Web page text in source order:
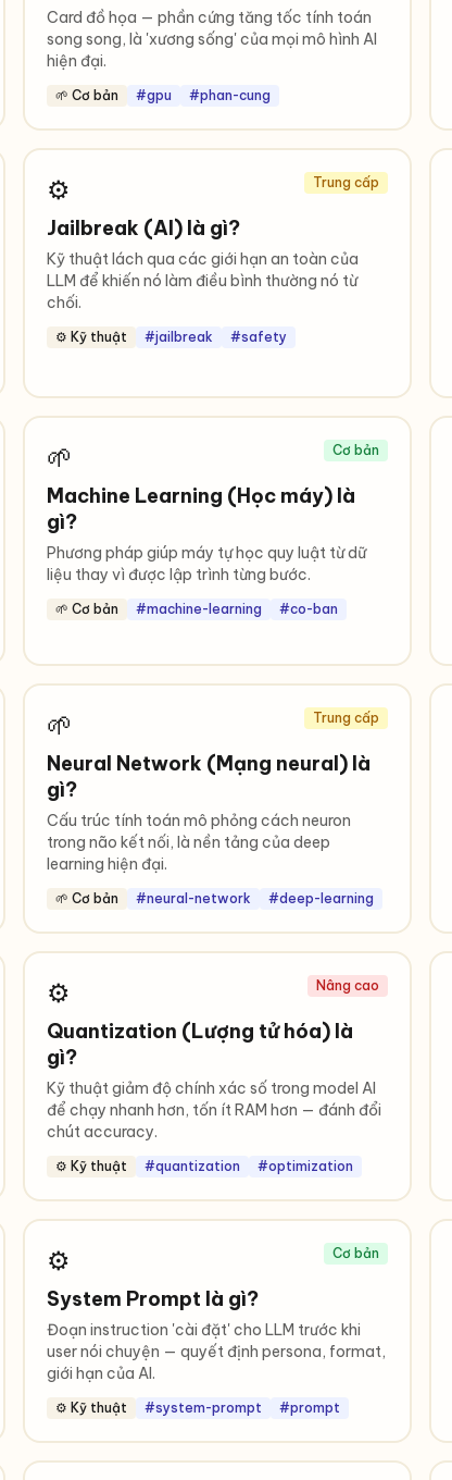
Card đồ họa — phần cứng tăng tốc tính toán
song song, là 'xương sống' của mọi mô hình AI
hiện đại.
🌱 Cơ bản #gpu #phan-cung
⚙️ Trung cấp
Jailbreak (AI) là gì?
Kỹ thuật lách qua các giới hạn an toàn của
LLM để khiến nó làm điều bình thường nó từ
chối.
⚙️ Kỹ thuật #jailbreak #safety
🌱 Cơ bản
Machine Learning (Học máy) là
gì?
Phương pháp giúp máy tự học quy luật từ dữ
liệu thay vì được lập trình từng bước.
🌱 Cơ bản #machine-learning #co-ban
🌱 Trung cấp
Neural Network (Mạng neural) là
gì?
Cấu trúc tính toán mô phỏng cách neuron
trong não kết nối, là nền tảng của deep
learning hiện đại.
🌱 Cơ bản #neural-network #deep-learning
⚙️ Nâng cao
Quantization (Lượng tử hóa) là
gì?
Kỹ thuật giảm độ chính xác số trong model AI
để chạy nhanh hơn, tốn ít RAM hơn — đánh đổi
chút accuracy.
⚙️ Kỹ thuật #quantization #optimization
⚙️ Cơ bản
System Prompt là gì?
Đoạn instruction 'cài đặt' cho LLM trước khi
user nói chuyện — quyết định persona, format,
giới hạn của AI.
⚙️ Kỹ thuật #system-prompt #prompt